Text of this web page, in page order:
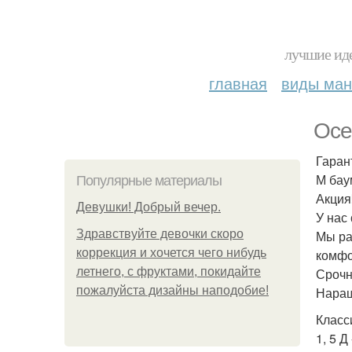
лучшие
главная виды
Популярные материалы
Девушки! Добрый вечер.
Здравствуйте девочки скоро
коррекция и хочется чего нибудь
летнего, с фруктами, покидайте
пожалуйста дизайны наподобие!
М
У нас
Мы
1, 5 Д